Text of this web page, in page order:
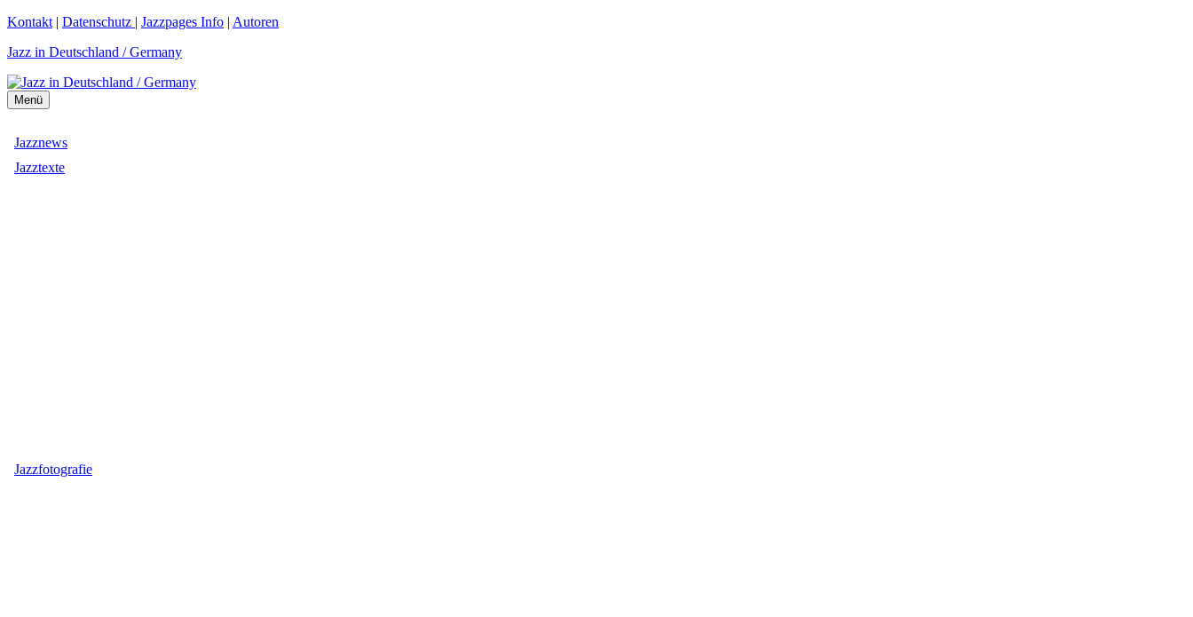
Zum
springen
Kontakt | Datenschutz | Jazzpages Info | Autoren
Jazz in Deutschland / Germany
Menü
Jazznews
Jazztexte
Jazzfotografie